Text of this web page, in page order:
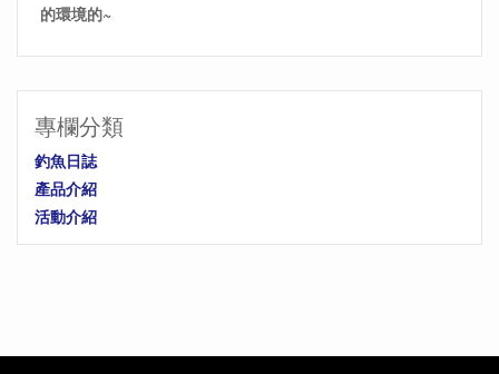
的環境的~
專欄分類
釣魚日誌
產品介紹
活動介紹